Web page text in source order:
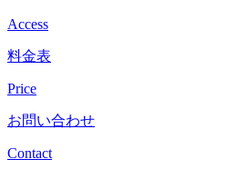
Access
料金表
Price
お問い合わせ
Contact